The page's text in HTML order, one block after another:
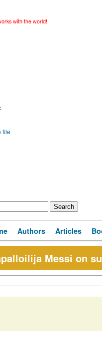
with the world!
file
Authors Articles
Messi on